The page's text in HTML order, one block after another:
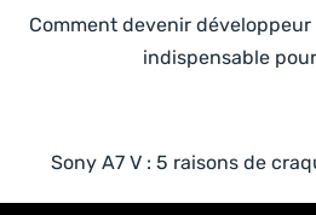
Comment devenir
indispensable
Sony A7 V : 5 raisons de